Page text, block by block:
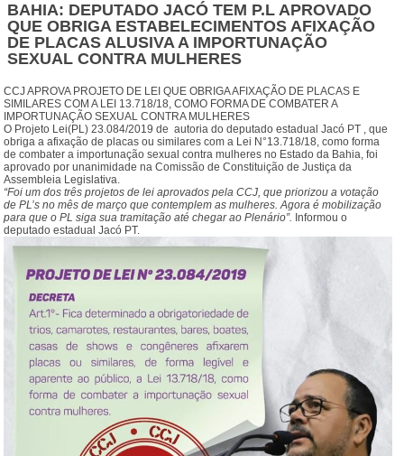
BAHIA: DEPUTADO JACÓ TEM P.L APROVADO
QUE OBRIGA ESTABELECIMENTOS AFIXAÇÃO
DE PLACAS ALUSIVA A IMPORTUNAÇÃO
SEXUAL CONTRA MULHERES
CCJ APROVA PROJETO DE LEI QUE OBRIGA AFIXAÇÃO DE PLACAS E
SIMILARES COM A LEI 13.718/18, COMO FORMA DE COMBATER A
IMPORTUNAÇÃO SEXUAL CONTRA MULHERES
O Projeto Lei(PL) 23.084/2019 de autoria dodeputado estadual Jacó PT , que
obriga a afixação de placas ou similares com a Lei N°13.718/18, como forma
de combater a importunação sexual contra mulheres no Estado da Bahia, foi
aprovado por unanimidade na Comissão de Constituição de Justiça da
Assembleia Legislativa.
“Foi um dos três projetos de lei aprovados pela CCJ, que priorizou a votação
de PL’s no mês de março que contemplem as mulheres. Agora é mobilização
para que o PL siga sua tramitação até chegar ao Plenário”. Informou o
deputado estadual Jacó PT.